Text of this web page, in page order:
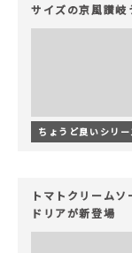
サイズの京風讃岐
ちょうど良いシリー
トマトクリーム
ドリアが新登場